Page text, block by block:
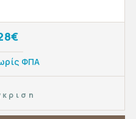
ΦΠΑ